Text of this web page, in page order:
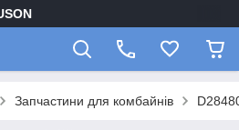
Запчастини для комбайнів